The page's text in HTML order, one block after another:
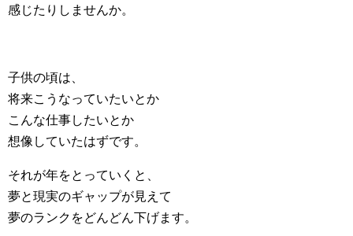
感じたりしませんか。
子供の頃は、
将来こうなっていたいとか
こんな仕事したいとか
想像していたはずです。
それが年をとっていくと、
夢と現実のギャップが見えて
夢のランクをどんどん下げます。